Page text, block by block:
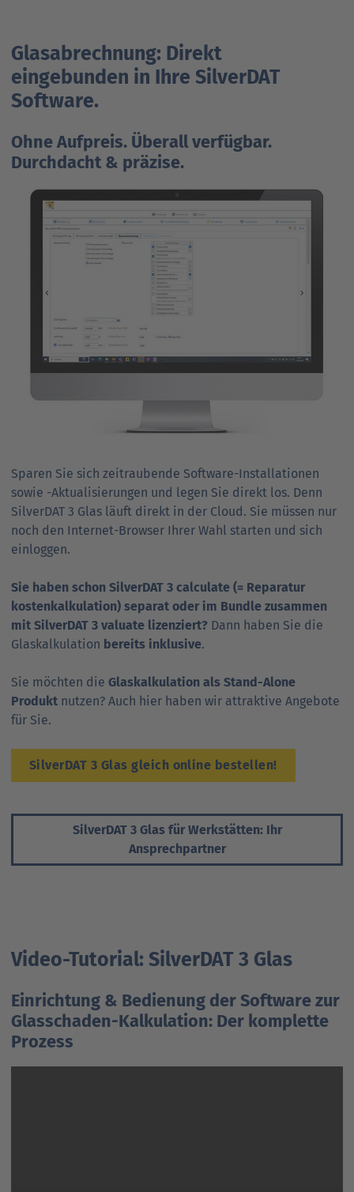
Glasabrechnung: Direkt
eingebunden in Ihre SilverDAT
Software.
Ohne Aufpreis. Überall verfügbar.
Durchdacht & präzise.
Sparen Sie sich zeitraubende Software-Instal­lationen
sowie -Aktualisierungen und legen Sie direkt los. Denn
SilverDAT 3 Glas läuft direkt in der Cloud. Sie müssen nur
noch den Internet-Browser Ihrer Wahl starten und sich
ein­loggen.
Sie haben schon SilverDAT 3 calculate (= Reparatur
kosten kal kulation) separat oder im Bundle zusammen
mit SilverDAT 3 valuate lizenziert? Dann haben Sie die
Glas­kalkulation bereits inklusive.
Sie möchten die Glaskalkulation als Stand-Alone
Produkt nutzen? Auch hier haben wir attraktive Angebote
für Sie.
SilverDAT 3 Glas gleich online bestellen!
SilverDAT 3 Glas für Werkstätten: Ihr
Ansprechpartner
Video-Tutorial: SilverDAT 3 Glas
Einrichtung & Bedienung der Software zur
Glasschaden-Kalkulation: Der komplette
Prozess